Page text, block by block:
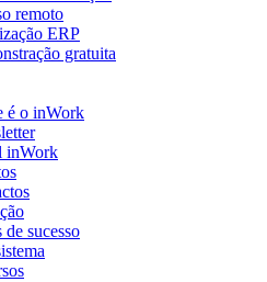
remoto
ERP
gratuita
é o inWork
inWork
de sucesso